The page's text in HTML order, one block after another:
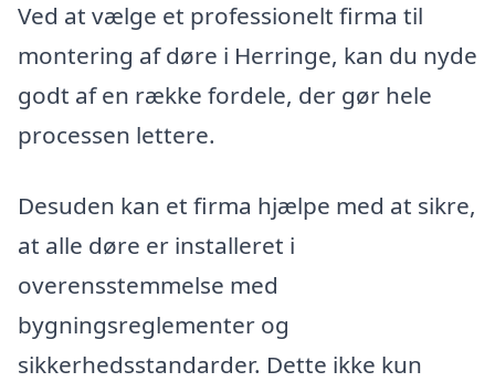
Ved at vælge et professionelt firma til
montering af døre i Herringe, kan du nyde
godt af en række fordele, der gør hele
processen lettere.
Desuden kan et firma hjælpe med at sikre,
at alle døre er installeret i
overensstemmelse med
bygningsreglementer og
sikkerhedsstandarder. Dette ikke kun